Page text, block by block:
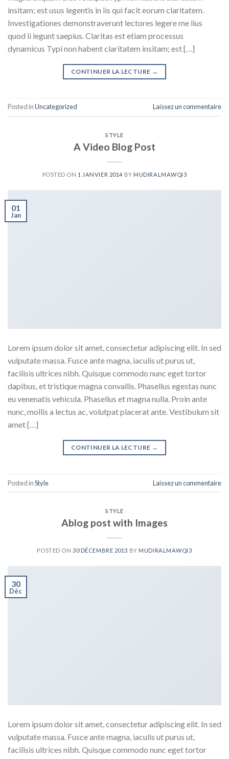
insitam; est usus legentis in iis qui facit eorum claritatem.
Investigationes demonstraverunt lectores legere me lius
quod ii legunt saepius. Claritas est etiam processus
dynamicus Typi non habent claritatem insitam; est […]
CONTINUER LA LECTURE →
Posted inUncategorized Laissez un commentaire
STYLE
A Video Blog Post
POSTED ON 1 JANVIER 2014 BY MUDIRALMAWQI3
01
Jan
Lorem ipsum dolor sit amet, consectetur adipiscing elit. In sed
vulputate massa. Fusce ante magna, iaculis ut purus ut,
facilisis ultrices nibh. Quisque commodo nunc eget tortor
dapibus, et tristique magna convallis. Phasellus egestas nunc
eu venenatis vehicula. Phasellus et magna nulla. Proin ante
nunc, mollis a lectus ac, volutpat placerat ante. Vestibulum sit
amet […]
CONTINUER LA LECTURE →
Posted inStyle Laissez un commentaire
STYLE
Ablog post with Images
POSTED ON30 DÉCEMBRE 2013 BY MUDIRALMAWQI3
30
Déc
Lorem ipsum dolor sit amet, consectetur adipiscing elit. In sed
vulputate massa. Fusce ante magna, iaculis ut purus ut,
facilisis ultrices nibh. Quisque commodo nunc eget tortor